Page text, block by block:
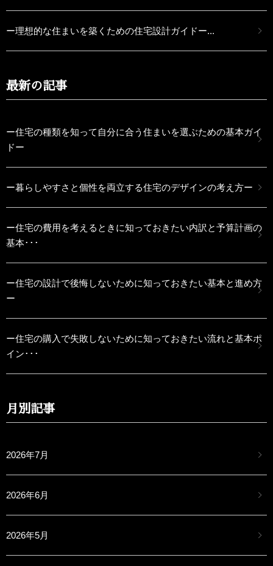
ー理想的な住まいを築くための住宅設計ガイドー...
最新の記事
ー住宅の種類を知って自分に合う住まいを選ぶための基本ガイ
ドー
ー暮らしやすさと個性を両立する住宅のデザインの考え方ー
ー住宅の費用を考えるときに知っておきたい内訳と予算計画の
基本･･･
ー住宅の設計で後悔しないために知っておきたい基本と進め方
ー
ー住宅の購入で失敗しないために知っておきたい流れと基本ポ
イン･･･
月別記事
2026年7月
2026年6月
2026年5月